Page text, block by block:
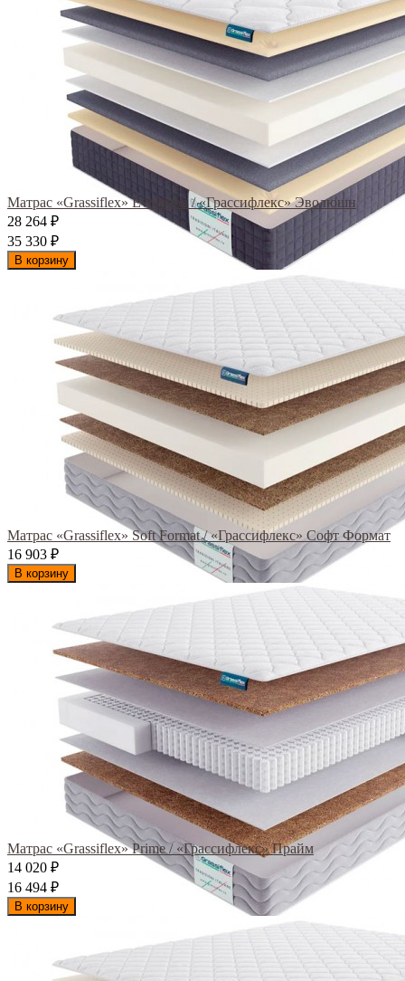
Матрас «Grassiflex» Evolution / «Грассифлекс» Эволюшн
28 264 ₽
35 330 ₽
В корзину
Матрас «Grassiflex» Soft Format / «Грассифлекс» Софт Формат
16 903 ₽
В корзину
Матрас «Grassiflex» Prime / «Грассифлекс» Прайм
14 020 ₽
16 494 ₽
В корзину